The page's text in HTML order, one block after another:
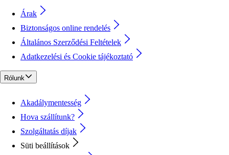
Árak
Biztonságos online rendelés
Általános Szerződési Feltételek
Adatkezelési és Cookie tájékoztató
Rólunk
Akadálymentesség
Hova szállítunk?
Szolgáltatás díjak
Süti beállítások